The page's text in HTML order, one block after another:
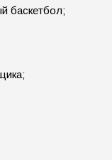
баскетбол;